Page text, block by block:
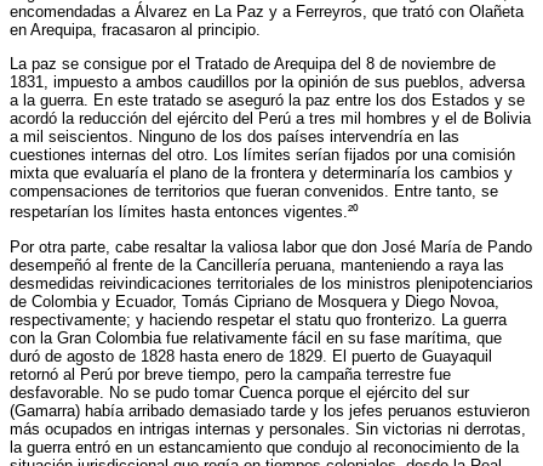
encomendadas a Álvarez en La Paz y a Ferreyros, que trató con Olañeta
en Arequipa, fracasaron al principio.
La paz se consigue por el Tratado de Arequipa del 8 de noviembre de
1831, impuesto a ambos caudillos por la opinión de sus pueblos, adversa
a la guerra. En este tratado se aseguró la paz entre los dos Estados y se
acordó la reducción del ejército del Perú a tres mil hombres y el de Bolivia
a mil seiscientos. Ninguno de los dos países intervendría en las
cuestiones internas del otro. Los límites serían fijados por una comisión
mixta que evaluaría el plano de la frontera y determinaría los cambios y
compensaciones de territorios que fueran convenidos. Entre tanto, se
respetarían los límites hasta entonces vigentes.²⁰
Por otra parte, cabe resaltar la valiosa labor que don José María de Pando
desempeñó al frente de la Cancillería peruana, manteniendo a raya las
desmedidas reivindicaciones territoriales de los ministros plenipotenciarios
de Colombia y Ecuador, Tomás Cipriano de Mosquera y Diego Novoa,
respectivamente; y haciendo respetar el statu quo fronterizo. La guerra
con la Gran Colombia fue relativamente fácil en su fase marítima, que
duró de agosto de 1828 hasta enero de 1829. El puerto de Guayaquil
retornó al Perú por breve tiempo, pero la campaña terrestre fue
desfavorable. No se pudo tomar Cuenca porque el ejército del sur
(Gamarra) había arribado demasiado tarde y los jefes peruanos estuvieron
más ocupados en intrigas internas y personales. Sin victorias ni derrotas,
la guerra entró en un estancamiento que condujo al reconocimiento de la